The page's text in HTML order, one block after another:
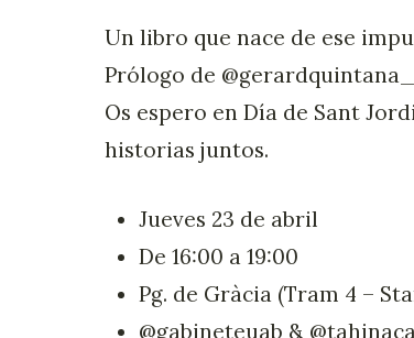
Un libro que nace de ese
Prólogo de
Os espero en Día de Sant
historias juntos.
Jueves 23 de abril
De 16:00 a 19:00
Pg. de Gràcia (Tram 4 –
@gabineteuab &